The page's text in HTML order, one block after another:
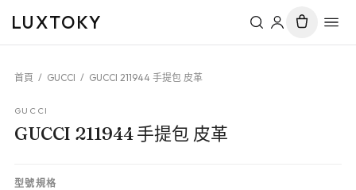
LUXTOKY
首頁 / GUCCI / GUCCI 211944 手提包 皮革
GUCCI
GUCCI 211944 手提包 皮革
型號規格